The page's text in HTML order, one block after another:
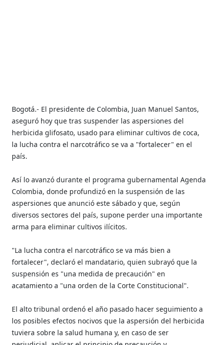
Bogotá.- El presidente de Colombia, Juan Manuel Santos,
aseguró hoy que tras suspender las aspersiones del
herbicida glifosato, usado para eliminar cultivos de coca,
la lucha contra el narcotráfico se va a "fortalecer" en el
país.
Así lo avanzó durante el programa gubernamental Agenda
Colombia, donde profundizó en la suspensión de las
aspersiones que anunció este sábado y que, según
diversos sectores del país, supone perder una importante
arma para eliminar cultivos ilícitos.
"La lucha contra el narcotráfico se va más bien a
fortalecer", declaró el mandatario, quien subrayó que la
suspensión es "una medida de precaución" en
acatamiento a "una orden de la Corte Constitucional".
El alto tribunal ordenó el año pasado hacer seguimiento a
los posibles efectos nocivos que la aspersión del herbicida
tuviera sobre la salud humana y, en caso de ser